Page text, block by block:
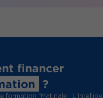
financer
?
formation "Matinale :